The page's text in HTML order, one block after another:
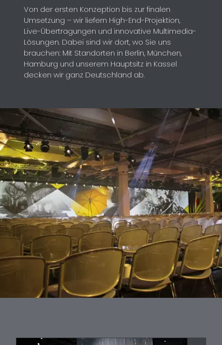
Von der ersten Konzeption bis zur finalen
Umsetzung – wir liefern High-End-Projektion,
Live-Übertragungen und innovative Multimedia-
Lösungen. Dabei sind wir dort, wo Sie uns
brauchen: Mit Standorten in Berlin, München,
Hamburg und unserem Hauptsitz in Kassel
decken wir ganz Deutschland ab.